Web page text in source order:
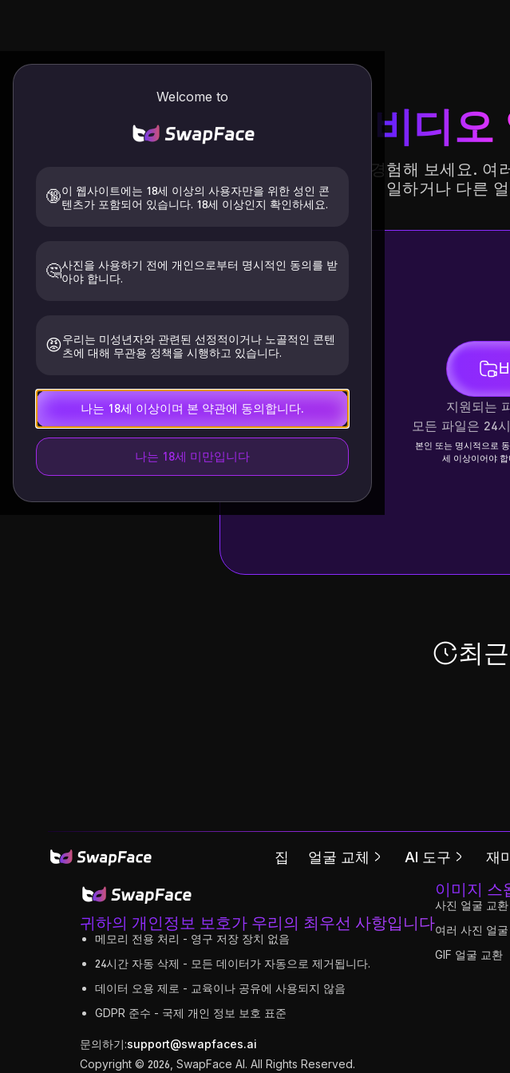
Welcome to
🔞이 웹사이트에는 18세 이상의 사용자만을 위한 성인 콘
텐츠가 포함되어 있습니다. 18세 이상인지 확인하세요.
🤔사진을 사용하기 전에 개인으로부터 명시적인 동의를 받
아야 합니다.
😡우리는 미성년자와 관련된 선정적이거나 노골적인 콘텐
츠에 대해 무관용 정책을 시행하고 있습니다.
나는 18세 이상이며 본 약관에 동의합니다.
나는 18세 미만입니다
AI 일괄 비디
최첨단 AI 일괄 비디오 얼굴 바꾸기 기술을 경험해 보세요.
일하거나 다른
지원되는
모든 파일은 24
본인 또는 명시적으로
세 이상이어야
최
집 얼굴 교체 AI 도구 재
귀하의 개인정보 보호가 우리의 최우선 사항입니다
메모리 전용 처리 - 영구 저장 장치 없음
24시간 자동 삭제 - 모든 데이터가 자동으로 제거됩니다.
데이터 오용 제로 - 교육이나 공유에 사용되지 않음
GDPR 준수 - 국제 개인 정보 보호 표준
문의하기:support@swapfaces.ai
Copyright © 2026, SwapFace AI. All Rights Reserved.
이미지 스
사진 얼굴 교환
여러 사진 얼
GIF 얼굴 교환